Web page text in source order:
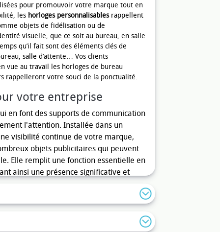
pour promouvoir votre marque tout en
les horloges personnalisablesrappellent
objets de fidélisation ou de
visuelle, que ce soit au bureau, en salle
qu’il fait sont des éléments clés de
salle d’attente… Vos clients
vue au travail les horloges de bureau
votre souci de la ponctualité.
votre entreprise
en font des supports de communication
l'attention. Installée dans un
visibilité continue de votre marque,
objets publicitaires qui peuvent
Elle remplit une fonction essentielle en
ainsi une présence significative et
auprès d'un large public tout en